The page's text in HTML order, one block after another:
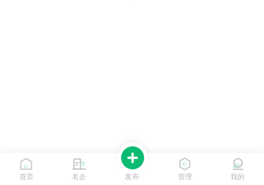
首页 名企 发布 管理 我的